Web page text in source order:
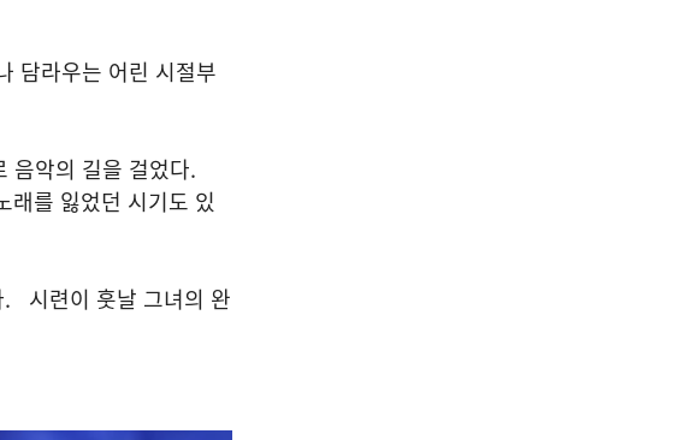
담라우는 어린 시절부
음악의 길을 걸었다.
래를 잃었던 시기도 있
. 시련이 훗날 그녀의 완